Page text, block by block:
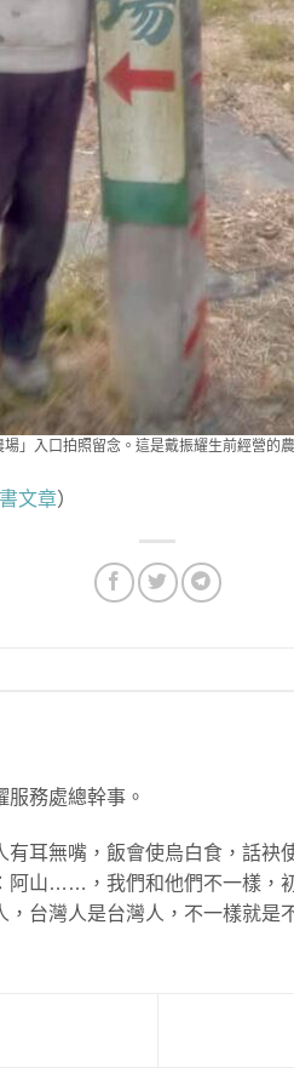
」入口拍照留念。這是戴振耀生前經營的
文章）
服務處總幹事。
有耳無嘴，飯會使烏白食，話袂
阿山……，我們和他們不一樣
，台灣人是台灣人，不一樣就是